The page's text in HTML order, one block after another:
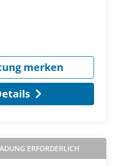
merken
ERFORDERLICH